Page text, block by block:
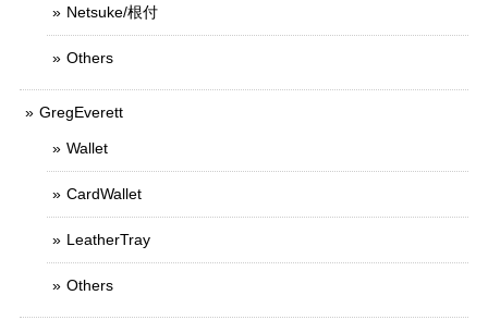
Netsuke/根付
Others
GregEverett
Wallet
CardWallet
LeatherTray
Others